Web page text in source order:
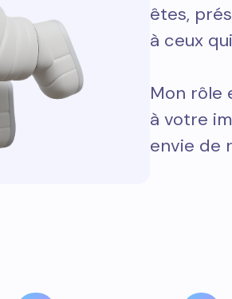
êtes,
à ceux
Mon rôle
à votre
envie de